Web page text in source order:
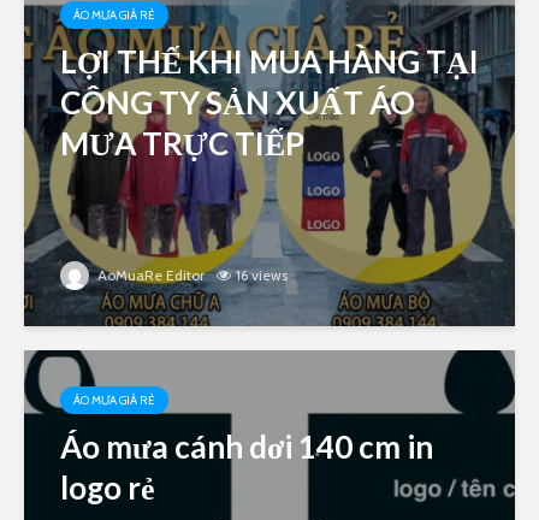
ÁO MƯA GIÁ RẺ
LỢI THẾ KHI MUA HÀNG TẠI
CÔNG TY SẢN XUẤT ÁO
MƯA TRỰC TIẾP
AoMuaRe Editor 16 views
ÁO MƯA GIÁ RẺ
Áo mưa cánh dơi 140 cm in
logo rẻ